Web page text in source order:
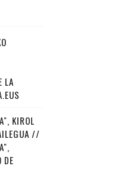
LA
KIROL
//
DE